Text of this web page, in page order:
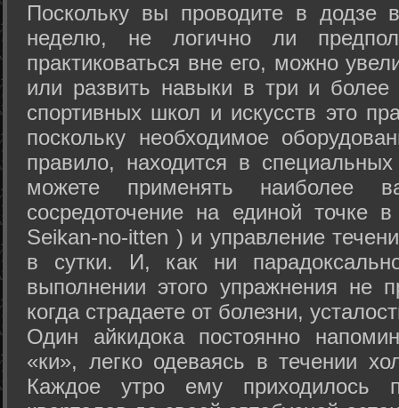
Поскольку вы проводите в додзе
неделю, не логично ли
практиковаться вне его, можно
или развить навыки в три и
спортивных школ и искусств это
поскольку необходимое
правило, находится в
можете применять наиболее
сосредоточение на единой точке
Seikan-­no-­itten ) и управление
в сутки. И, как ни
выполнении этого упражнения не
когда страдаете от болезни,
Один айкидока постоянно
«ки», легко одеваясь в течении
Каждое утро ему приходилось